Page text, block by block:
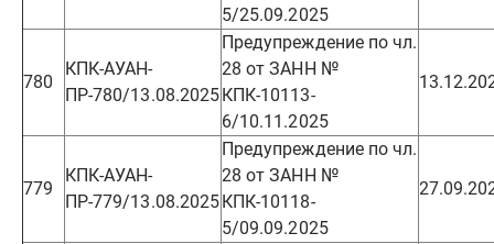
5/25.09.2025
780
КПК-АУАН-
ПР-780/13.08.2025
Предупреждение по чл.
28 от ЗАНН №
КПК-10113-
6/10.11.2025
779
КПК-АУАН-
ПР-779/13.08.2025
Предупреждение по чл.
28 от ЗАНН №
КПК-10118-
5/09.09.2025